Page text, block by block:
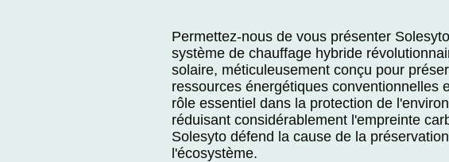
Permettez-nous de vous présenter
système de chauffage hybride
solaire, méticuleusement conçu pour
ressources énergétiques conventionnelles
rôle essentiel dans la protection de
réduisant considérablement l'empreinte
Solesyto défend la cause de la
l'écosystème.